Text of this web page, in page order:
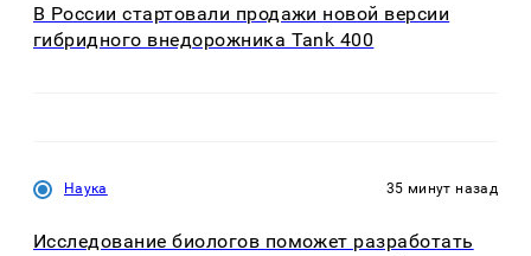
В России стартовали продажи новой версии
гибридного внедорожника Tank 400
Наука 35 минут назад
Исследование биологов поможет разработать